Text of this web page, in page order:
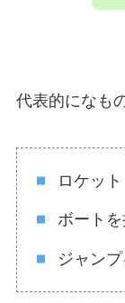
代表的になも
ロケット
ボート
ジャン